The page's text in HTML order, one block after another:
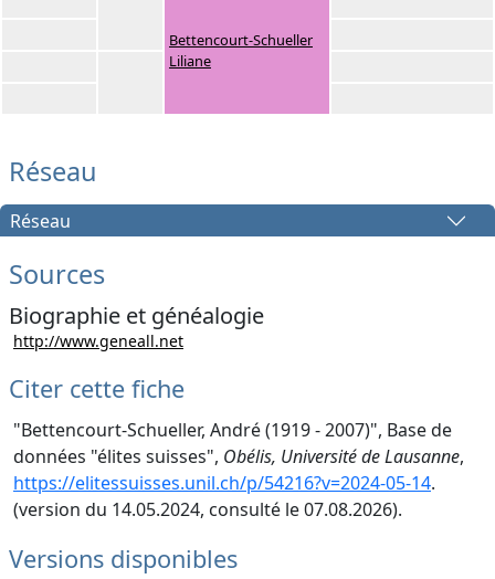
Bettencourt-Schueller
Liliane
Réseau
Réseau
Sources
Biographie et généalogie
http://www.geneall.net
Citer cette fiche
"Bettencourt-Schueller, André (1919 - 2007)", Base de
données "élites suisses", Obélis, Université de Lausanne,
https://elitessuisses.unil.ch/p/54216?v=2024-05-14.
(version du 14.05.2024, consulté le 07.08.2026).
Versions disponibles